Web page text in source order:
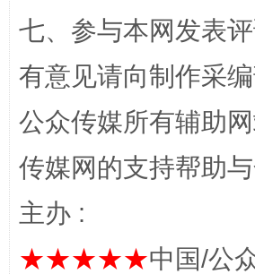
揭开“小金库”的免责幌子
七、参与本网发表
有意见请向制作采
公众传媒所有辅助
传媒网的支持帮助
主办 :
★★★★★中国/公